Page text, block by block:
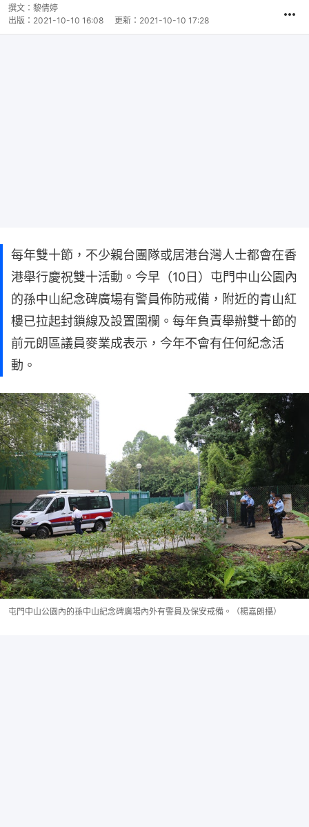
撰文： 黎倩婷
出版： 2021-10-10 16:08 更新： 2021-10-10 17:28
每年雙十節，不少親台團隊或居港台灣人士都會在香
港舉行慶祝雙十活動。今早（10日）屯門中山公園內
的孫中山紀念碑廣場有警員佈防戒備，附近的青山紅
樓已拉起封鎖線及設置圍欄。每年負責舉辦雙十節的
前元朗區議員麥業成表示，今年不會有任何紀念活
動。
屯門中山公園內的孫中山紀念碑廣場內外有警員及保安戒備。（楊嘉朗攝）